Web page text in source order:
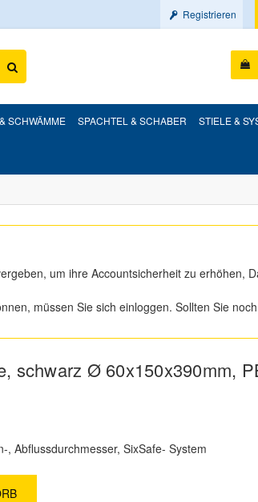
Registrieren
SCHWÄMME SPACHTEL & SCHABER STIELE &
um ihre Accountsicherheit zu erhöhen,
müssen Sie sich einloggen. Sollten Sie
schwarz Ø 60x150x390mm,
Abflussdurchmesser, SixSafe- System